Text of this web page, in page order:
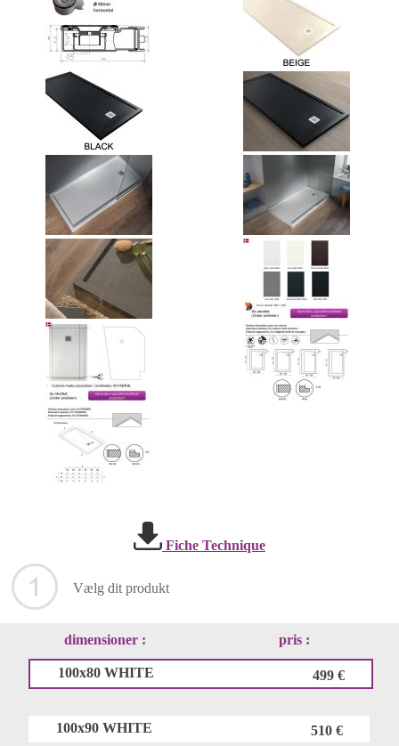
Fiche Technique
Vælg dit produkt
dimensioner : pris :
100x80 WHITE 499 €
100x90 WHITE 510 €